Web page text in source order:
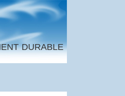
DURABLE